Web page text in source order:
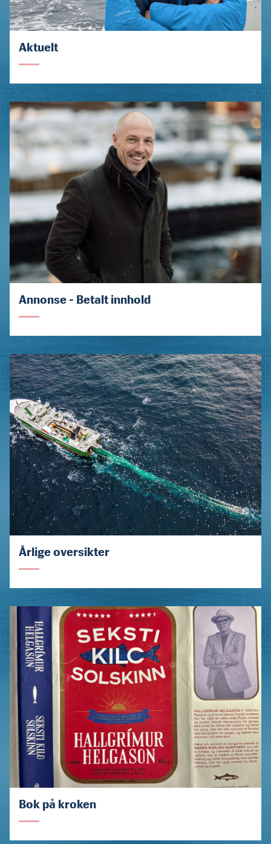
Aktuelt
Annonse - Betalt innhold
Årlige oversikter
Bok på kroken